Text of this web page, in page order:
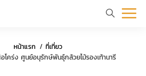
แรกท่อง เที่ยว
หน้าแรก
ที่เที่ยว
โคร่ง ศูนย์อนุรักษ์พันธุ์กล้วยไม้รองเท้านารี